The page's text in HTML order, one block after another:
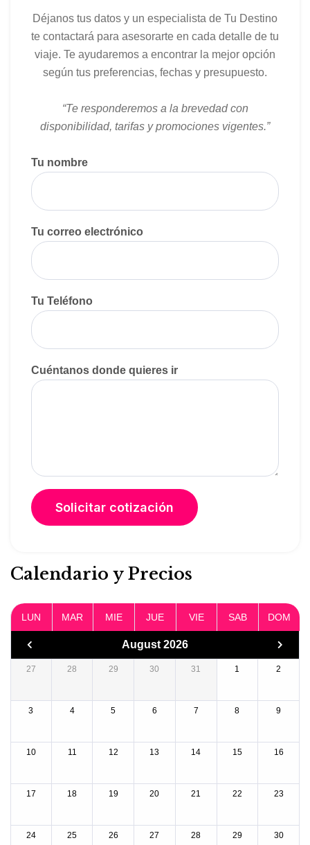
Déjanos tus datos y un especialista de Tu Destino
te contactará para asesorarte en cada detalle de tu
viaje. Te ayudaremos a encontrar la mejor opción
según tus preferencias, fechas y presupuesto.
“Te responderemos a la brevedad con
disponibilidad, tarifas y promociones vigentes.”
Tu nombre
Tu correo electrónico
Tu Teléfono
Cuéntanos donde quieres ir
Calendario y Precios
LUN MAR MIE JUE VIE SAB DOM
August 2026
27 28 29 30 31 1 2
3 4 5 6 7 8 9
10 11 12 13 14 15 16
17 18 19 20 21 22 23
24 25 26 27 28 29 30